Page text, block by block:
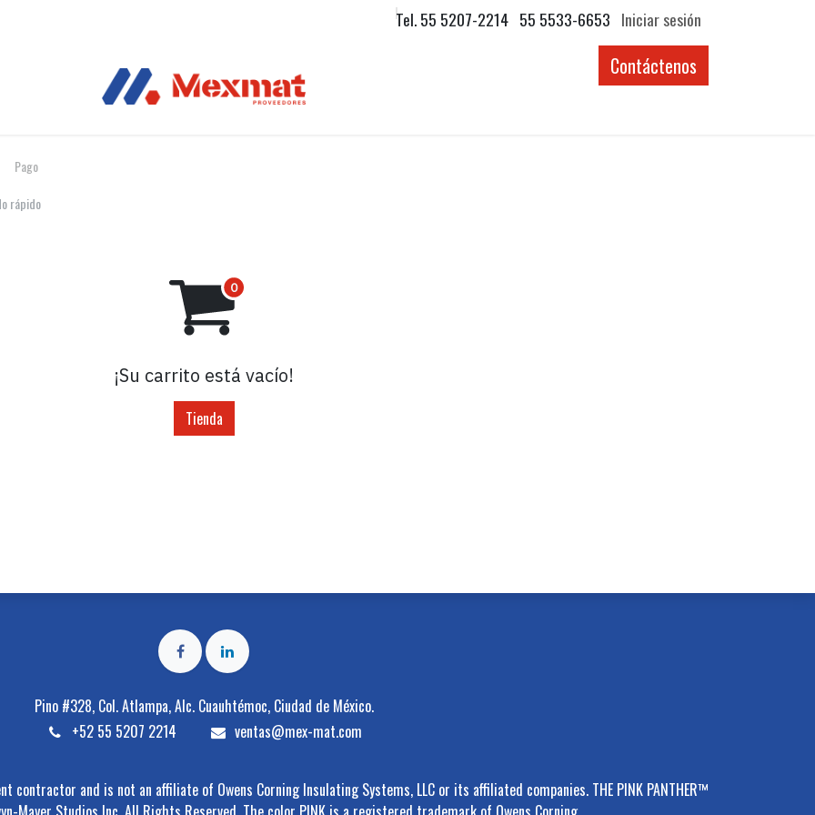
Tel. 55 5207-2214 55 5533-6653 Iniciar sesión
Contáctenos
Pago
rápido
¡Su carrito está vacío!
Tienda
Pino #328, Col. Atlampa, Alc. Cuauhtémoc, Ciudad de México.
+52 55 5207 2214
ventas@mex-mat.com
contractor and is not an affiliate of Owens Corning Insulating Systems, LLC or its affiliated companies. THE PINK PANTHER™